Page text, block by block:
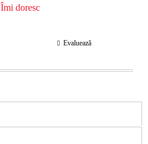
Îmi doresc
Evaluează